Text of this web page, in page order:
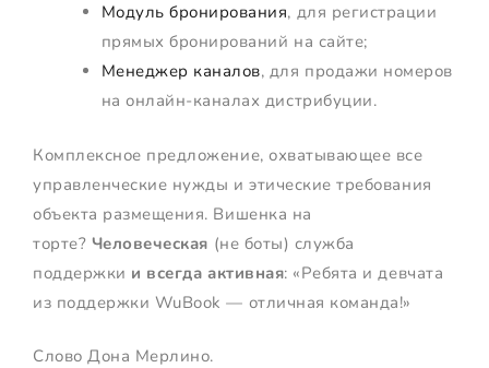
Модуль бронирования, для регистрации
прямых бронирований на сайте;
Менеджер каналов, для продажи номеров
на онлайн-каналах дистрибуции.
Комплексное предложение, охватывающее все
управленческие нужды и этические требования
объекта размещения. Вишенка на
торте? Человеческая (не боты) служба
поддержки и всегда активная: «Ребята и девчата
из поддержки WuBook — отличная команда!»
Слово Дона Мерлино.